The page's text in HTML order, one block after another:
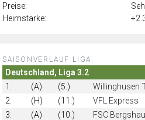
Preise:
Heimstärke:
SAISONVERLAUF LIGA:
Deutschland, Liga 3.2
1.
(A) (5.) Willinghusen
2.
(H) (11.) VFL.Express
3.
(A) (10.) FSC